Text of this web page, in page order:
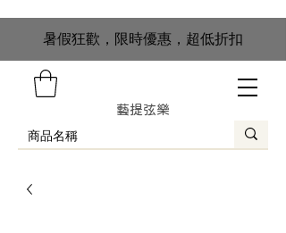
藝提弦樂
​暑假狂歡，限時優惠，超低折扣